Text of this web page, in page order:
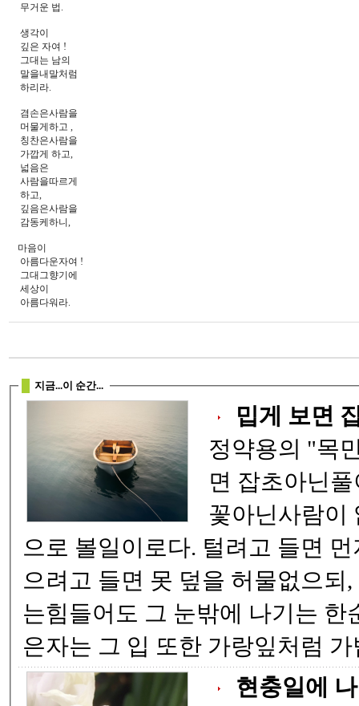
무거운 법.
생각이
깊은 자여 !
그대는 남의
말을내말처럼
하리라.
겸손은사람을
머물게하고 ,
칭찬은사람을
가깝게 하고,
넓음은
사람을따르게
하고,
깊음은사람을
감동케하니,
마음이
아름다운자여 !
그대그향기에
세상이
아름다워라.
지금...이 순간...
정약용의 "목민심
면 잡초아닌풀이 없고, 곱게 보면
꽃아닌사람이 없으되 , 그대를 꽃
으로 볼일이로다. 털려고 들면 먼지 없는이 없고, 덮
으려고 들면 못 덮을 허물없으되, 누구의 눈에 들기
는힘들어도 그 눈밖에 나기는 한순간이더라. 귀가얇
은자는
현충일에